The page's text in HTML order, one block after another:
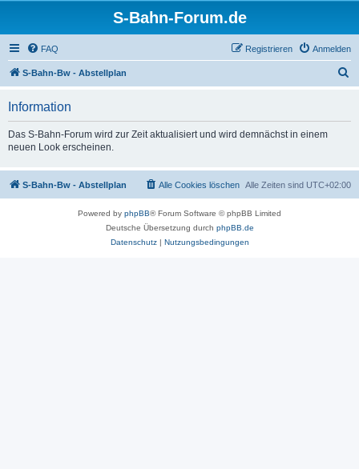
S-Bahn-Forum.de
FAQ Anmelden
Registrieren
S-Bahn-Bw - Abstellplan
Information
Das S-Bahn-Forum wird zur Zeit aktualisiert und wird demnächst in einem
neuen Look erscheinen.
S-Bahn-Bw - Abstellplan Alle Zeiten sind UTC+02:00
Alle Cookies löschen
Powered by phpBB® Forum Software © phpBB Limited
Deutsche Übersetzung durch phpBB.de
Datenschutz| Nutzungsbedingungen